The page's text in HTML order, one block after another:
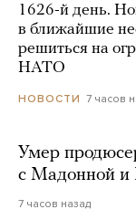
1626-й день.
в ближайшие
решиться на
НАТО
НОВОСТИ 7 часов
Умер
с Мадонной и
7 часов назад